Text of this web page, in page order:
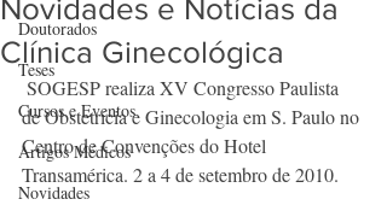
Doutorados
Teses
Cursos e Eventos
Artigos Médicos
Novidades
Novidades e Notícias da
Clínica Ginecológica
de Obstetrícia e Ginecologia em S. Paulo no
Centro de Convenções do Hotel
Transamérica. 2 a 4 de setembro de 2010.